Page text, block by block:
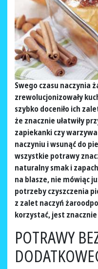
Swego czasu naczynia
zrewolucjonizowały
szybko doceniło ich
że znacznie ułatwiły
zapiekanki czy
naczyniu i wsunąć do
wszystkie potrawy
naturalny smak i
na blasze, nie mówiąc
potrzeby czyszczenia
z zalet naczyń
korzystać, jest
POTRAWY